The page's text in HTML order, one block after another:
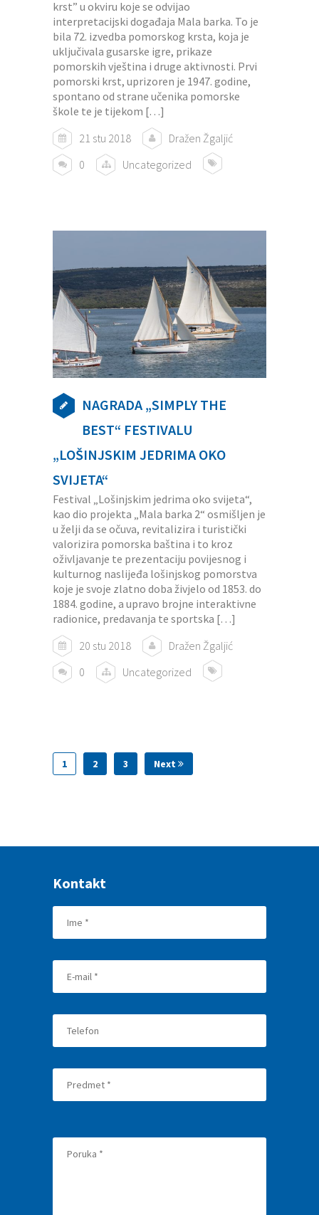
krst” u okviru koje se odvijao
interpretacijski događaja Mala barka. To je
bila 72. izvedba pomorskog krsta, koja je
uključivala gusarske igre, prikaze
pomorskih vještina i druge aktivnosti. Prvi
pomorski krst, uprizoren je 1947. godine,
spontano od strane učenika pomorske
škole te je tijekom […]
21 stu 2018
Dražen Žgaljić
0
Uncategorized
NAGRADA „SIMPLY THE
BEST“ FESTIVALU
„LOŠINJSKIM JEDRIMA OKO
SVIJETA“
Festival „Lošinjskim jedrima oko svijeta“,
kao dio projekta „Mala barka 2“ osmišljen je
u želji da se očuva, revitalizira i turistički
valorizira pomorska baština i to kroz
oživljavanje te prezentaciju povijesnog i
kulturnog naslijeđa lošinjskog pomorstva
koje je svoje zlatno doba živjelo od 1853. do
1884. godine, a upravo brojne interaktivne
radionice, predavanja te sportska […]
20 stu 2018
Dražen Žgaljić
0
Uncategorized
1 2 3 Next
Kontakt